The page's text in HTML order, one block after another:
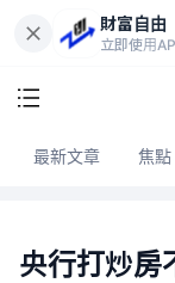
財富自由
立即使用
最新文章 焦點
央行打炒房